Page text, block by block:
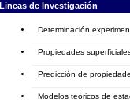
Lineas de Investigación
Determinación
Propiedades
Predicción de
Modelos teóricos de